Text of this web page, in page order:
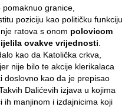
granice,
poziciju kao političku funkciju
ratova s onom polovicom
ovakve vrijednosti
kao da Katolička crkva,
nije bilo te akcije klerikalaca
doslovno kao da je prepisao
Dalićevih izjava u kojima
ih manjinom i izdajnicima koji